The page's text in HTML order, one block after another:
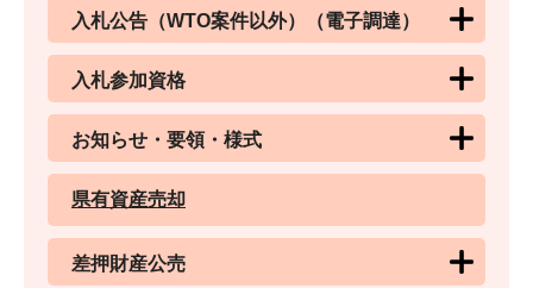
入札公告（WTO案件以外）（電子調達）
入札参加資格
お知らせ・要領・様式
県有資産売却
差押財産公売